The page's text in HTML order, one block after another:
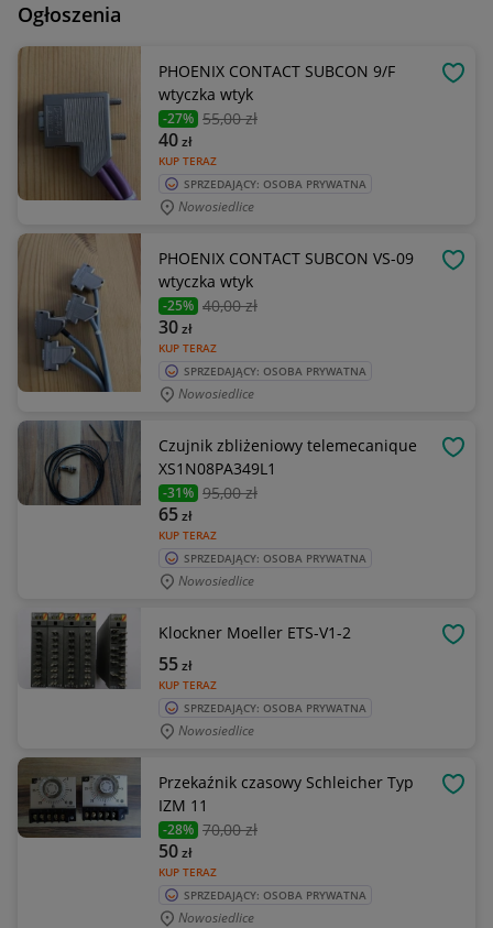
Ogłoszenia
PHOENIX CONTACT SUBCON 9/F
wtyczka wtyk
-27% 55,00 zł
KUP TERAZ
40zł
SPRZEDAJĄCY: OSOBA PRYWATNA
Nowosiedlice
PHOENIX CONTACT SUBCON VS-09
wtyczka wtyk
-25% 40,00 zł
KUP TERAZ
30zł
SPRZEDAJĄCY: OSOBA PRYWATNA
Nowosiedlice
Czujnik zbliżeniowy telemecanique
XS1N08PA349L1
-31% 95,00 zł
KUP TERAZ
65zł
SPRZEDAJĄCY: OSOBA PRYWATNA
Nowosiedlice
Klockner Moeller ETS-V1-2
KUP TERAZ
55zł
SPRZEDAJĄCY: OSOBA PRYWATNA
Nowosiedlice
Przekaźnik czasowy Schleicher Typ
IZM 11
-28% 70,00 zł
KUP TERAZ
50zł
SPRZEDAJĄCY: OSOBA PRYWATNA
Nowosiedlice